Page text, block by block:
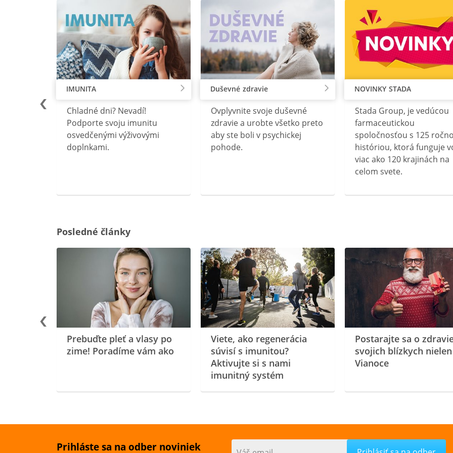
IMUNITA
Chladné dni? Nevadí!
Podporte svoju imunitu
osvedčenými výživovými
doplnkami.
Duševné zdravie
Ovplyvnite svoje duševné
zdravie a urobte všetko preto
aby ste boli v psychickej
pohode.
NOVINKY STADA
Stada Group, je vedúcou
farmaceutickou
spoločnosťou s 125
históriou, ktorá funguje
viac ako 120 krajinách na
celom svete.
Posledné články
Prebuďte pleť a vlasy po
zime! Poradíme vám ako
Viete, ako regenerácia
súvisí s imunitou?
Aktivujte si s nami
imunitný systém
Postarajte sa o
svojich blízkych
Vianoce
Prihláste sa na odber noviniek